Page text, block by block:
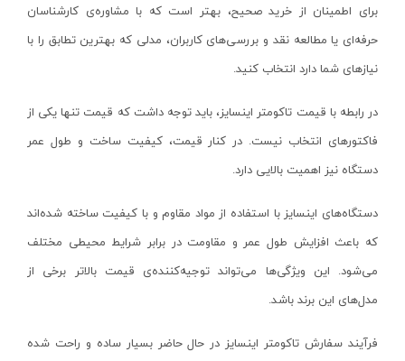
بخارشوی
استاپر لوله
درجه تست لوله
هویه گازی
قطعه شور
سندان صافکاری
دستگاه سوراخ کن
دستگاه تسمه کش
ماشین‌آلات درب و پنجره upvc
کاربیست-KARBIST
نارکن- NARKEN
ای لایت- ALITE
مرکان- MERKAN
ملک الکتریک پارس- MALEK ELECTRIC
آمیسا- AMISA
مارکه- MARKEH
گوانگلو- GUANGLU
برای اطمینان از خرید صحیح، بهتر است که با مشاوره‌ی کارشناسان
حرفه‌ای یا مطالعه نقد و بررسی‌های کاربران، مدلی که بهترین تطابق را با
نیازهای شما دارد انتخاب کنید.
در رابطه با قیمت تاکومتر اینسایز، باید توجه داشت که قیمت تنها یکی از
فاکتورهای انتخاب نیست. در کنار قیمت، کیفیت ساخت و طول عمر
دستگاه نیز اهمیت بالایی دارد.
دستگاه‌های اینسایز با استفاده از مواد مقاوم و با کیفیت ساخته شده‌اند
که باعث افزایش طول عمر و مقاومت در برابر شرایط محیطی مختلف
می‌شود. این ویژگی‌ها می‌تواند توجیه‌کننده‌ی قیمت بالاتر برخی از
مدل‌های این برند باشد.
فرآیند سفارش تاکومتر اینسایز در حال حاضر بسیار ساده و راحت شده